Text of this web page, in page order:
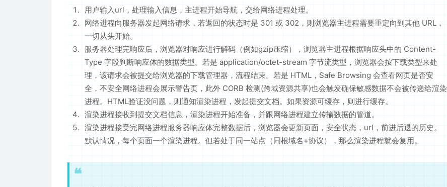
用户输入url，处理输入信息，主进程开始导航，交给网络进程处理。
网络进程向服务器发起网络请求，若返回的状态时是 301 或 302，则浏览器主进程需要重定向到其他 URL，
一切从头开始。
服务器处理完响应后，浏览器对响应进行解码（例如gzip压缩），浏览器主进程根据响应头中的 Content-
Type 字段判断响应体的数据类型。若是 application/octet-stream 字节流类型，浏览器会按下载类型来处
理，该请求会被提交给浏览器的下载管理器，流程结束。若是 HTML，Safe Browsing 会查看网页是否安
全，不安全网络进程会展示警告页，此外 CORB 检测(跨域资源共享)也会触发确保敏感数据不会被传递给渲染
进程。HTML验证没问题，则通知渲染进程，发起提交文档。如果资源可缓存，则进行缓存。
渲染进程接收到提交文档信息，渲染进程开始准备，并跟网络进程建立传输数据的管道。
渲染进程接受完网络进程服务器响应体完整数据后，浏览器会更新页面，安全状态，url，前进后退的历史。
默认情况，每个页面一个渲染进程。但若处于同一站点（同根域名+协议），那么渲染进程就会复用。